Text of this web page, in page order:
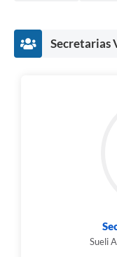
Secretarias
Sueli